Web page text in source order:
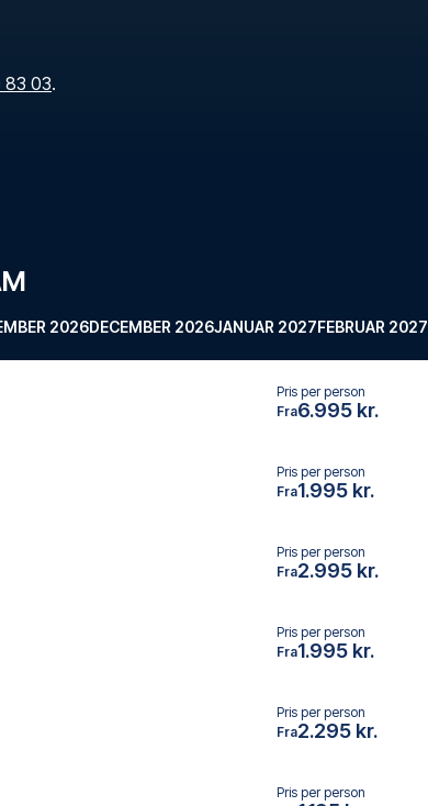
83 03.
2026DECEMBER 2026JANUAR 2027FEBRUAR 2027
Pris per person
Fra6.995 kr.
Pris per person
Fra1.995 kr.
Pris per person
Fra2.995 kr.
Pris per person
Fra1.995 kr.
Pris per person
Fra2.295 kr.
Pris per person